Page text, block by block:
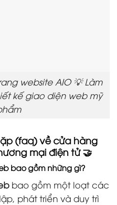
website AIO 💡 Làm
kế giao diện web mỹ
(faq) về cửa hàng
mại điện tử 🤝
bao gồm những gì?
bao gồm một loạt các
phát triển và duy trì